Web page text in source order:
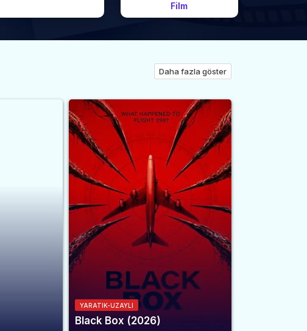
Film
Daha fazla göster
YARATIK-UZAYLI
Black Box (2026)